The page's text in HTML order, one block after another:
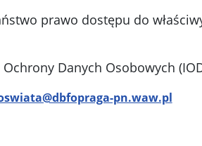
prawo dostępu do
Danych Osobowych
pn.waw.pl